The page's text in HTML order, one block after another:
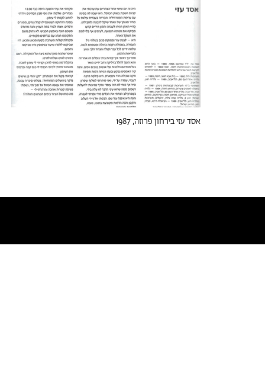
אסד עזי בירחון פרוזה, 1987